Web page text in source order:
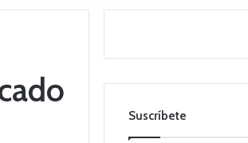
Suscríbete